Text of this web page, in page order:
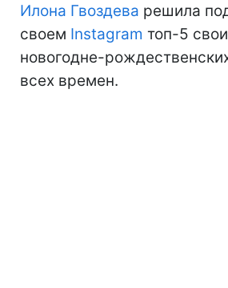
Илона Гвоздева решила
своем Instagram топ-5
новогодне-
всех времен.